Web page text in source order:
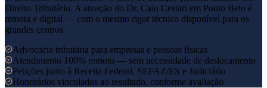
Direito Tributário. A atuação do Dr. Caio Cestari em Ponto Belo é
remota e digital — com o mesmo rigor técnico disponível para os
grandes centros.
Advocacia tributária para empresas e pessoas físicas
Atendimento 100% remoto — sem necessidade de deslocamento
Petições junto à Receita Federal, SEFAZ/ES e Judiciário
Honorários vinculados ao resultado, conforme avaliação